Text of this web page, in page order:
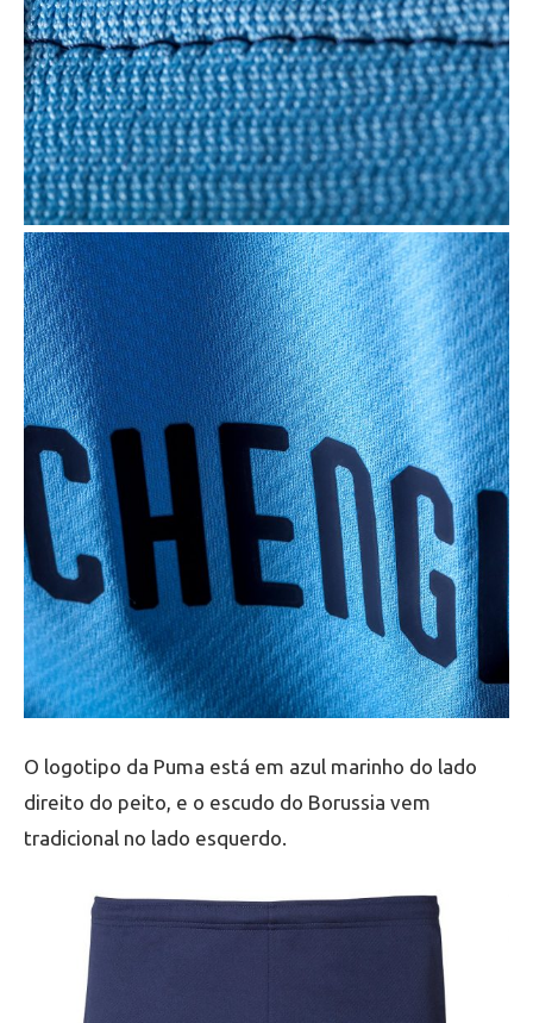
O logotipo da Puma está em azul marinho do lado
direito do peito, e o escudo do Borussia vem
tradicional no lado esquerdo.